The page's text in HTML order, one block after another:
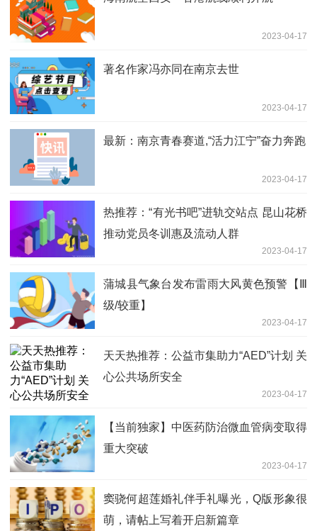
2023-04-17
著名作家冯亦同在南京去世
2023-04-17
最新：南京青春赛道,“活力江宁”奋力奔跑
2023-04-17
热推荐：“有光书吧”进轨交站点 昆山花桥
推动党员冬训惠及流动人群
2023-04-17
蒲城县气象台发布雷雨大风黄色预警【Ⅲ
级/较重】
2023-04-17
天天热推荐：公益市集助力“AED”计划 关
心公共场所安全
2023-04-17
【当前独家】中医药防治微血管病变取得
重大突破
2023-04-17
窦骁何超莲婚礼伴手礼曝光，Q版形象很
萌，请帖上写着开启新篇章